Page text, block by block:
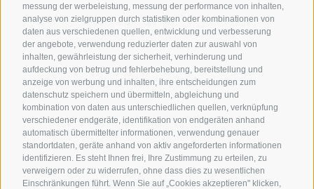
messung der werbeleistung, messung der performance von inhalten,
analyse von zielgruppen durch statistiken oder kombinationen von
daten aus verschiedenen quellen, entwicklung und verbesserung
der angebote, verwendung reduzierter daten zur auswahl von
inhalten, gewährleistung der sicherheit, verhinderung und
aufdeckung von betrug und fehlerbehebung, bereitstellung und
anzeige von werbung und inhalten, ihre entscheidungen zum
datenschutz speichern und übermitteln, abgleichung und
kombination von daten aus unterschiedlichen quellen, verknüpfung
verschiedener endgeräte, identifikation von endgeräten anhand
automatisch übermittelter informationen, verwendung genauer
standortdaten, geräte anhand von aktiv angeforderten informationen
identifizieren. Es steht Ihnen frei, Ihre Zustimmung zu erteilen, zu
verweigern oder zu widerrufen, ohne dass dies zu wesentlichen
Einschränkungen führt. Wenn Sie auf „Cookies akzeptieren" klicken,
Arabian Horses
Event Location
Art and Style
Gatschhof